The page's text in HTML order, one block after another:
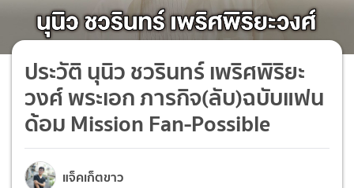
ประวัติ นุนิว ชวรินทร์ เพริศพิริยะ
วงศ์ พระเอก ภารกิจ(ลับ)ฉบับแฟน
ด้อม Mission Fan-Possible
แจ็คเก็ตขาว